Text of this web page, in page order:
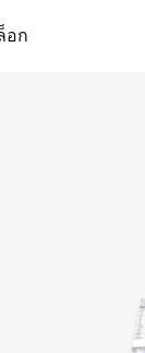
อก